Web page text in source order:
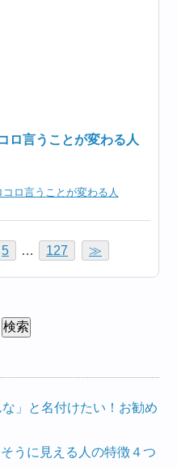
ロ言うことが変わる人
コロ言うことが変わる人
5 … 127 ≫
」と名付けたい！お勧め
うに見える人の特徴４つ